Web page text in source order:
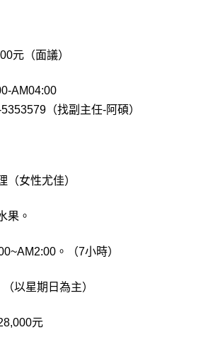
元（面議）
AM04:00
（找副主任-阿碩）
（女性尤佳）
果。
。（7小時）
以星期日為主）
元